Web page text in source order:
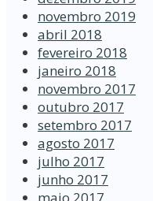
novembro 2019
abril 2018
fevereiro 2018
janeiro 2018
novembro 2017
outubro 2017
setembro 2017
agosto 2017
julho 2017
junho 2017